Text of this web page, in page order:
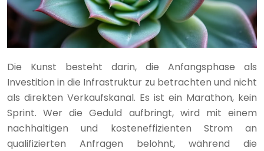
Die Kunst besteht darin, die Anfangsphase als
Investition in die Infrastruktur zu betrachten und nicht
als direkten Verkaufskanal. Es ist ein Marathon, kein
Sprint. Wer die Geduld aufbringt, wird mit einem
nachhaltigen und kosteneffizienten Strom an
qualifizierten Anfragen belohnt, während die